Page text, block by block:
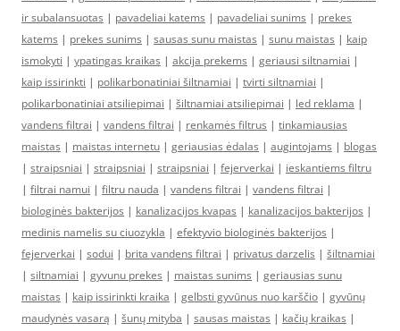
ir subalansuotas | pavadeliai katems | pavadeliai sunims | prekes
katems | prekes sunims | sausas sunu maistas | sunu maistas | kaip
ismokyti | ypatingas kraikas | akcija prekems | geriausi siltnamiai |
kaip issirinkti | polikarbonatiniai šiltnamiai | tvirti siltnamiai |
polikarbonatiniai atsiliepimai | šiltnamiai atsiliepimai | led reklama |
vandens filtrai | vandens filtrai | renkamės filtrus | tinkamiausias
maistas | maistas internetu | geriausias ėdalas | augintojams | blogas
| straipsniai | straipsniai | straipsniai | fejerverkai | ieskantiems filtru
| filtrai namui | filtru nauda | vandens filtrai | vandens filtrai |
biologinės bakterijos | kanalizacijos kvapas | kanalizacijos bakterijos |
medinis namelis su ciuozykla | efektyvio biologinės bakterijos |
fejerverkai | sodui | brita vandens filtrai | privatus darzelis | šiltnamiai
| siltnamiai | gyvunu prekes | maistas sunims | geriausias sunu
maistas | kaip issirinkti kraika | gelbsti gyvūnus nuo karščio | gyvūnų
maudynės vasarą | šunų mityba | sausas maistas | kačių kraikas |